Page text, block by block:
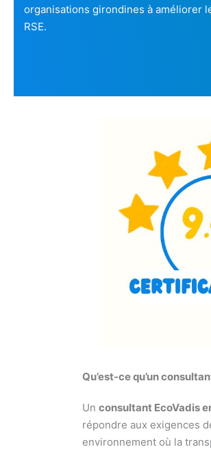
organisations girondines à améliorer
RSE.
Qu’est-ce qu’un
Unconsultant EcoVadis
répondre aux exigences
environnement où la